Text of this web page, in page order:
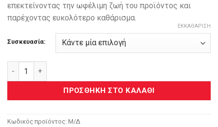
επεκτείνοντας την ωφέλιμη ζωή του προϊόντος και
παρέχοντας ευκολότερο καθάρισμα.
Συσκευασία:
ΕΚΚΑΘΆΡΙΣΗ
3M™ Perfect-It™ Marine Ψιλή Αλοιφή Πολυεστερικών με
ΠΡΟΣΘΉΚΗ ΣΤΟ ΚΑΛΆΘΙ
Κωδικός προϊόντος: Μ/Δ